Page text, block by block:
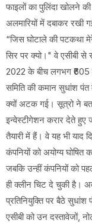
फाइलों का पुलिंदा खोलने
अलमारियों में दबाकर रखी
“जिस घोटाले की पटकथा
सिर पर क्यो।" वे एसीबी
2022 के बीच लगभग
समिति की कमान सुधांश
क्यों अटक गई। सूत्रो ने
इन्वेस्टीगेशन करार देते हुए
तैयारी में हैं। वे यह भी याद
कंपनियों को अयोग्य
जबकि उन्हीं कंपनियों को
ही क्लीन चिट दे चुकी है।
प्रतिनियुक्ति पर बैठे
एसीबी को उन दस्तावेजों,